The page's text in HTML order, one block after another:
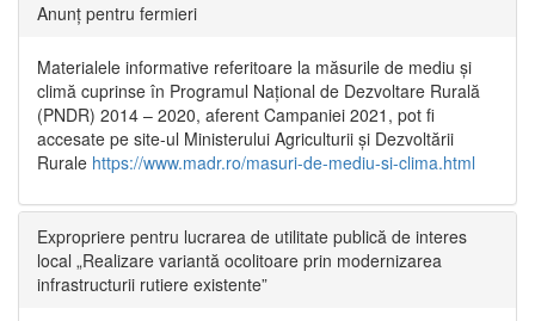
Anunț pentru fermieri
Materialele informative referitoare la măsurile de mediu și
climă cuprinse în Programul Național de Dezvoltare Rurală
(PNDR) 2014 – 2020, aferent Campaniei 2021, pot fi
accesate pe site-ul Ministerului Agriculturii și Dezvoltării
Rurale https://www.madr.ro/masuri-de-mediu-si-clima.html
Expropriere pentru lucrarea de utilitate publică de interes
local „Realizare variantă ocolitoare prin modernizarea
infrastructurii rutiere existente”